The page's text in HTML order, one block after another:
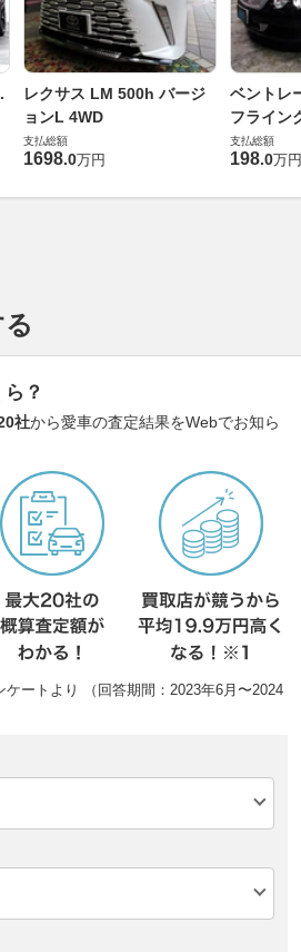
レクサス LM 500h バージ
ョンL 4WD
支払総額
1698.0万円
ベントレ
フライン
支払総額
198.0万円
？
社から愛車の査定結果をWebでお知ら
ートより （回答期間：2023年6月〜2024